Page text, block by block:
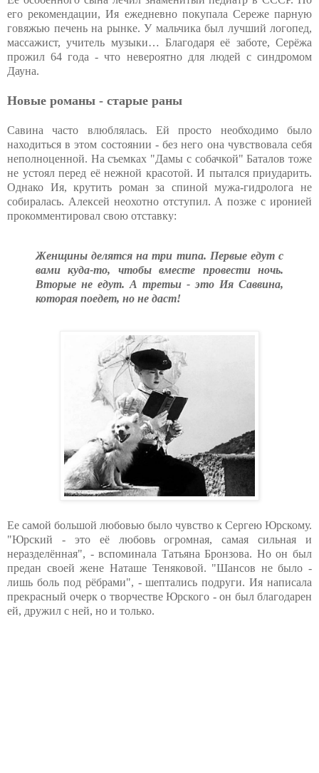
его рекомендации, Ия ежедневно покупала Сереже парную
говяжью печень на рынке. У мальчика был лучший логопед,
массажист, учитель музыки… Благодаря её заботе, Серёжа
прожил 64 года - что невероятно для людей с синдромом
Дауна.
Новые романы - старые раны
Савина часто влюблялась. Ей просто необходимо было
находиться в этом состоянии - без него она чувствовала себя
неполноценной. На съемках "Дамы с собачкой" Баталов тоже
не устоял перед её нежной красотой. И пытался приударить.
Однако Ия, крутить роман за спиной мужа-гидролога не
собиралась. Алексей неохотно отступил. А позже с иронией
прокомментировал свою отставку:
Женщины делятся на три типа. Первые едут с
вами куда-то, чтобы вместе провести ночь.
Вторые не едут. А третьи - это Ия Саввина,
которая поедет, но не даст!
Ее самой большой любовью было чувство к Сергею Юрскому.
"Юрский - это её любовь огромная, самая сильная и
неразделённая", - вспоминала Татьяна Бронзова. Но он был
предан своей жене Наташе Теняковой. "Шансов не было -
лишь боль под рёбрами", - шептались подруги. Ия написала
прекрасный очерк о творчестве Юрского - он был благодарен
ей, дружил с ней, но и только.